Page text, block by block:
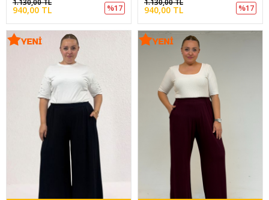
940,00 TL %17 940,00 TL %17